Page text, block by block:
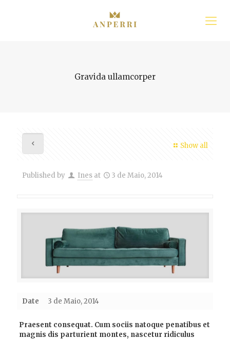
Gravida ullamcorper
Show all
Published by Ines at 3 de Maio, 2014
Date 3 de Maio, 2014
Praesent consequat. Cum sociis natoque penatibus et
magnis dis parturient montes, nascetur ridiculus